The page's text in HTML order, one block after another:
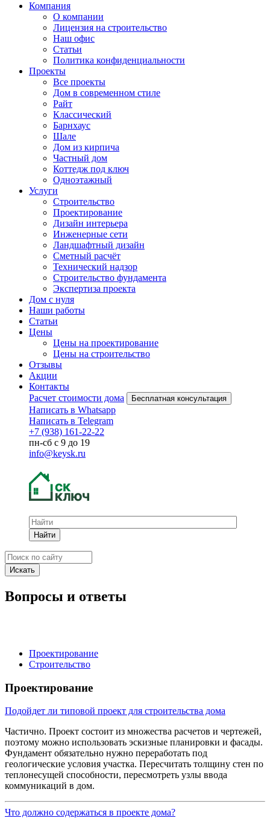
Компания
О компании
Лицензия на строительство
Наш офис
Статьи
Политика конфиденциальности
Проекты
Все проекты
Дом в современном стиле
Райт
Классический
Барнхаус
Шале
Дом из кирпича
Частный дом
Коттедж под ключ
Одноэтажный
Услуги
Строительство
Проектирование
Дизайн интерьера
Инженерные сети
Ландшафтный дизайн
Сметный расчёт
Технический надзор
Строительство фундамента
Экспертиза проекта
Дом с нуля
Наши работы
Статьи
Цены
Цены на проектирование
Цены на строительство
Отзывы
Акции
Контакты
Расчет стоимости дома
Бесплатная консультация
Написать в Whatsapp
Написать в Telegram
+7 (938) 161-22-22
пн-сб с 9 до 19
info@keysk.ru
Найти
Вопросы и ответы
Проектирование
Строительство
Проектирование
Подойдет ли типовой проект для строительства дома
Частично. Проект состоит из множества расчетов и чертежей,
поэтому можно использовать эскизные планировки и фасады.
Фундамент обязательно нужно переработать под
геологические условия участка. Пересчитать толщину стен по
теплонесущей способности, пересмотреть узлы ввода
коммуникаций в дом.
Что должно содержаться в проекте дома?